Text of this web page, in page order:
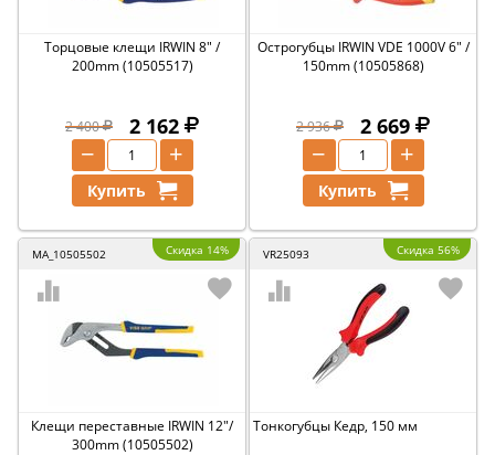
Торцовые клещи IRWIN 8" /
200mm (10505517)
2 400 2 162
+
−
Купить
Острогубцы IRWIN VDE 1000V 6" /
150mm (10505868)
2 936 2 669
+
−
Купить
MA_10505502 Скидка 14%
Клещи переставные IRWIN 12"/
300mm (10505502)
VR25093 Скидка 56%
Тонкогубцы Кедр, 150 мм